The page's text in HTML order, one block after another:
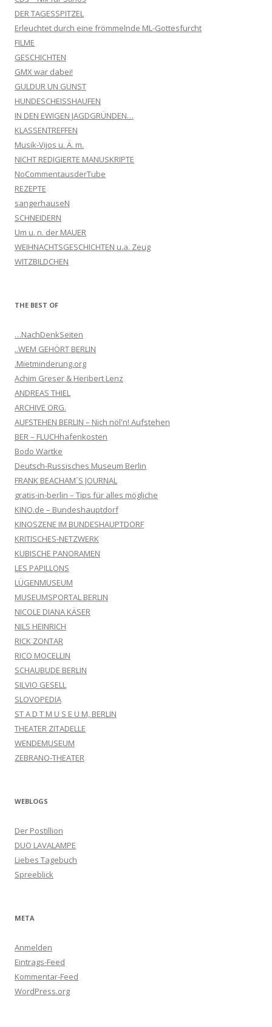
DER TAGESSPITZEL
Erleuchtet durch eine frömmelnde ML-Gottesfurcht
FILME
GESCHICHTEN
GMX war dabei!
GULDUR UN GUNST
HUNDESCHEISSHAUFEN
IN DEN EWIGEN JAGDGRÜNDEN…
KLASSENTREFFEN
Musik-Vijos u. Ä. m.
NICHT REDIGIERTE MANUSKRIPTE
NoCommentausderTube
REZEPTE
sangerhauseN
SCHNEIDERN
Um u. n. der MAUER
WEIHNACHTSGESCHICHTEN u.a. Zeug
WITZBILDCHEN
THE BEST OF
…NachDenkSeiten
..WEM GEHÖRT BERLIN
.Mietminderung.org
Achim Greser & Heribert Lenz
ANDREAS THIEL
ARCHIVE ORG.
AUFSTEHEN BERLIN – Nich nöl'n! Aufstehen
BER – FLUCHhafenkosten
Bodo Wartke
Deutsch-Russisches Museum Berlin
FRANK BEACHAM´S JOURNAL
gratis-in-berlin – Tips für alles mögliche
KINO.de – Bundeshauptdorf
KINOSZENE IM BUNDESHAUPTDORF
KRITISCHES-NETZWERK
KUBISCHE PANORAMEN
LES PAPILLONS
LÜGENMUSEUM
MUSEUMSPORTAL BERLIN
NICOLE DIANA KÄSER
NILS HEINRICH
RICK ZONTAR
RICO MOCELLIN
SCHAUBUDE BERLIN
SILVIO GESELL
SLOVOPEDIA
ST A D T M U S E U M, BERLIN
THEATER ZITADELLE
WENDEMUSEUM
ZEBRANO-THEATER
WEBLOGS
Der Postillion
DUO LAVALAMPE
Liebes Tagebuch
Spreeblick
META
Anmelden
Eintrags-Feed
Kommentar-Feed
WordPress.org